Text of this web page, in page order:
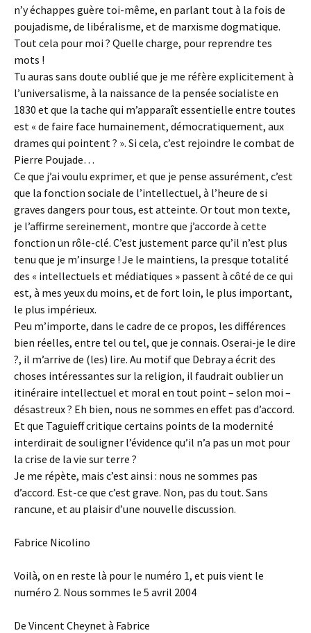
n’y échappes guère toi-même, en parlant tout à la fois de
poujadisme, de libéralisme, et de marxisme dogmatique.
Tout cela pour moi ? Quelle charge, pour reprendre tes
mots !
Tu auras sans doute oublié que je me réfère explicitement à
l’universalisme, à la naissance de la pensée socialiste en
1830 et que la tache qui m’apparaît essentielle entre toutes
est « de faire face humainement, démocratiquement, aux
drames qui pointent ? ». Si cela, c’est rejoindre le combat de
Pierre Poujade…
Ce que j’ai voulu exprimer, et que je pense assurément, c’est
que la fonction sociale de l’intellectuel, à l’heure de si
graves dangers pour tous, est atteinte. Or tout mon texte,
je l’affirme sereinement, montre que j’accorde à cette
fonction un rôle-clé. C’est justement parce qu’il n’est plus
tenu que je m’insurge ! Je le maintiens, la presque totalité
des « intellectuels et médiatiques » passent à côté de ce qui
est, à mes yeux du moins, et de fort loin, le plus important,
le plus impérieux.
Peu m’importe, dans le cadre de ce propos, les différences
bien réelles, entre tel ou tel, que je connais. Oserai-je le dire
?, il m’arrive de (les) lire. Au motif que Debray a écrit des
choses intéressantes sur la religion, il faudrait oublier un
itinéraire intellectuel et moral en tout point – selon moi –
désastreux ? Eh bien, nous ne sommes en effet pas d’accord.
Et que Taguieff critique certains points de la modernité
interdirait de souligner l’évidence qu’il n’a pas un mot pour
la crise de la vie sur terre ?
Je me répète, mais c’est ainsi : nous ne sommes pas
d’accord. Est-ce que c’est grave. Non, pas du tout. Sans
rancune, et au plaisir d’une nouvelle discussion.
Fabrice Nicolino
Voilà, on en reste là pour le numéro 1, et puis vient le
numéro 2. Nous sommes le 5 avril 2004
De Vincent Cheynet à Fabrice